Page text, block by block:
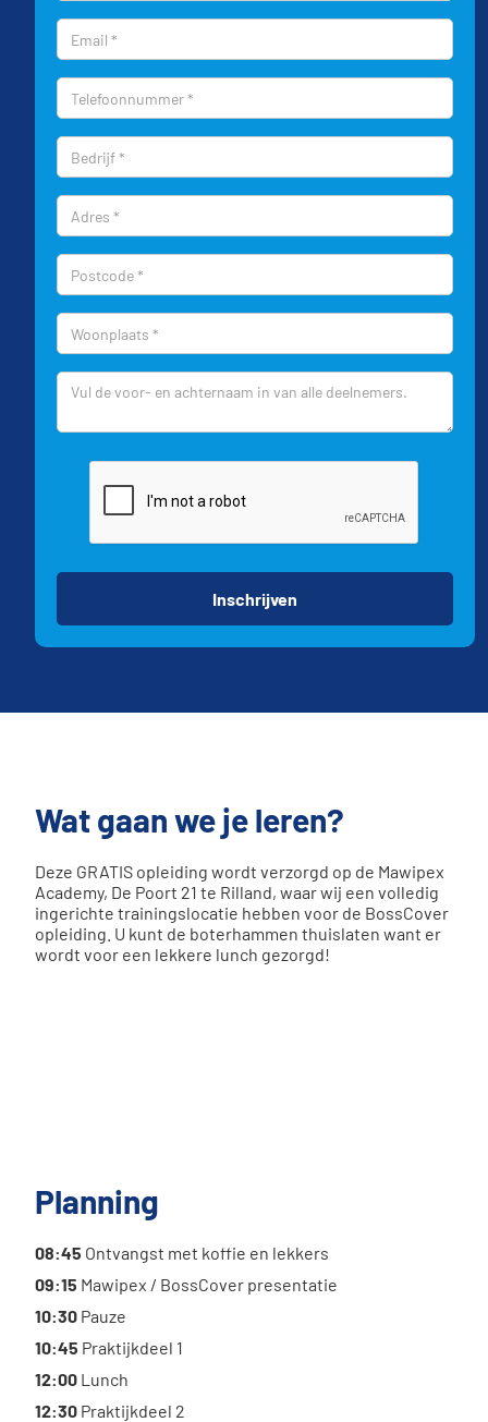
Wat gaan we je leren?
Deze GRATIS opleiding wordt verzorgd op de Mawipex
Academy, De Poort 21 te Rilland, waar wij een volledig
ingerichte trainingslocatie hebben voor de BossCover
opleiding. U kunt de boterhammen thuislaten want er
wordt voor een lekkere lunch gezorgd!
Planning
08:45 Ontvangst met koffie en lekkers
09:15 Mawipex / BossCover presentatie
10:30 Pauze
10:45 Praktijkdeel 1
12:00 Lunch
12:30 Praktijkdeel 2